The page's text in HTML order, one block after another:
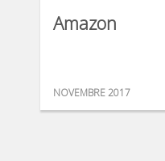
Amazon
NOVEMBRE 2017